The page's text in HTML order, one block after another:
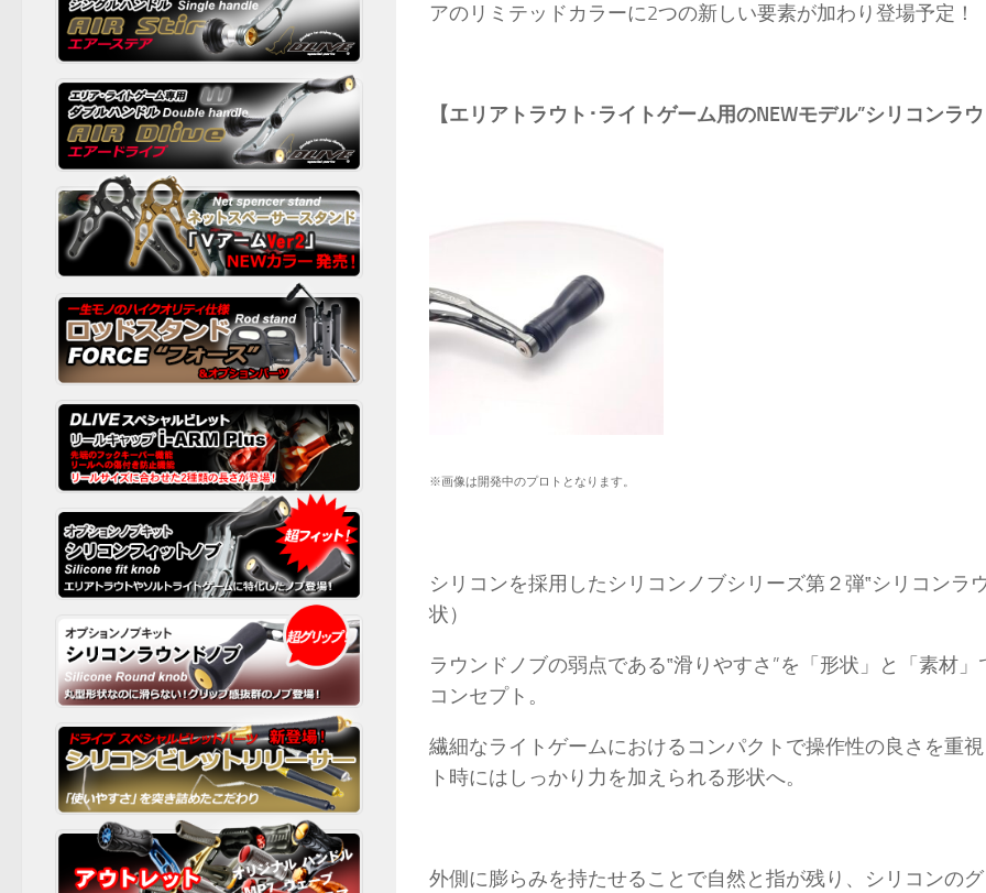
アのリミテッドカラーに2つの新しい要素が加わり登場予定！
【エリアトラウト･ライトゲーム用のNEWモデル”シリコンラ
※画像は開発中のプロトとなります。
シリコンを採用したシリコンノブシリーズ第２弾‟シリコンラ
状）
ラウンドノブの弱点である‟滑りやすさ”を「形状」と「素材
コンセプト。
繊細なライトゲームにおけるコンパクトで操作性の良さを重
ト時にはしっかり力を加えられる形状へ。
外側に膨らみを持たせることで自然と指が残り、シリコンの